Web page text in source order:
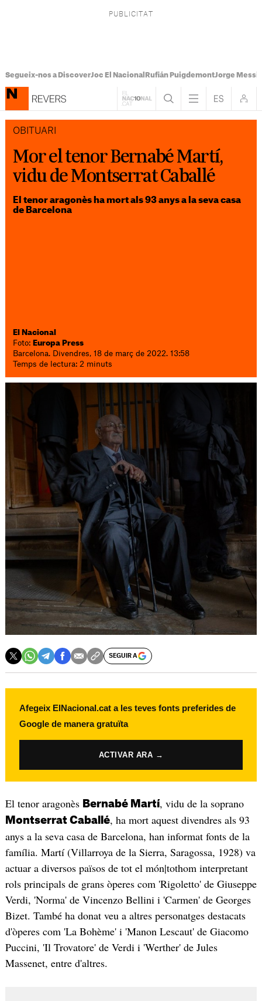
Segueix-nos a DiscoverJoc El Nacional Rufián PuigdemontJorge Messi
OBITUARI
Mor el tenor Bernabé Martí,
vidu de Montserrat Caballé
El tenor aragonès ha mort als 93 anys a la seva casa
de Barcelona
El Nacional
Foto: Europa Press
Barcelona. Divendres, 18 de març de 2022. 13:58
Temps de lectura: 2 minuts
SEGUIR A
Afegeix ElNacional.cat a les teves fonts preferides de
Google de manera gratuïta
ACTIVAR ARA →
El tenor aragonès Bernabé Martí, vidu de la soprano
Montserrat Caballé, ha mort aquest divendres als 93
anys a la seva casa de Barcelona, han informat fonts de la
família. Martí (Villarroya de la Sierra, Saragossa, 1928) va
actuar a diversos països de tot el món|tothom interpretant
rols principals de grans òperes com 'Rigoletto' de Giuseppe
Verdi, 'Norma' de Vincenzo Bellini i 'Carmen' de Georges
Bizet. També ha donat veu a altres personatges destacats
d'òperes com 'La Bohème' i 'Manon Lescaut' de Giacomo
Puccini, 'Il Trovatore' de Verdi i 'Werther' de Jules
Massenet, entre d'altres.